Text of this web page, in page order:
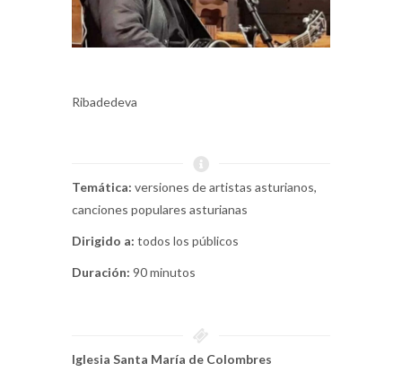
Ribadedeva
Temática: versiones de artistas asturianos,
canciones populares asturianas
Dirigido a: todos los públicos
Duración: 90 minutos
Iglesia Santa María de Colombres